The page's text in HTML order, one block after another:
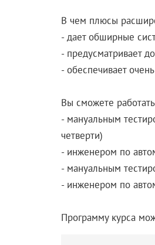
В чем плюсы
- дает обширные
- предусматривает
- обеспечивает
Вы сможете
- мануальным
четверти)
- инженером по
- мануальным
- инженером по
Программу курса